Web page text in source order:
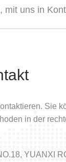
mit uns in
Sie
in der
YUANXI